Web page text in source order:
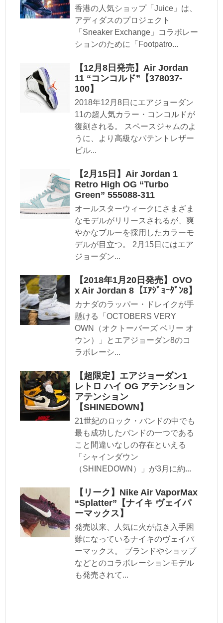
香港の人気ショップ「Juice」は、
アディダスのプロジェクト
「Sneaker Exchange」コラボレー
ションのために「Footpatro...
【12月8日発売】Air Jordan
11 “コンコルド”【378037-
100】
2018年12月8日にエアジョーダン
11の超人気カラー・コンコルドが
復刻される。 スペースジャムのよ
うに、より高級なパテントレザー
ビル...
【2月15日】Air Jordan 1
Retro High OG “Turbo
Green” 555088-311
オールスターウィークにさまざま
なモデルがリリースされるが、爽
やかなブルーを採用したカラーモ
デルが目立つ。 2月15日にはエア
ジョーダン...
【2018年1月20日発売】OVO
x Air Jordan 8【ｴｱｼﾞｮｰﾀﾞﾝ8】
カナダのラッパー・ドレイクが手
懸ける「OCTOBERS VERY
OWN（オクトーバーズ ベリー オ
ウン）」とエアジョーダン8のコ
ラボレーシ...
【超限定】エアジョーダン1
レトロ ハイ OG アテンション
アテンション
【SHINEDOWN】
21世紀のロック・バンドの中でも
最も成功したバンドの一つである
こと間違いなしの存在といえる
「シャインダウン
（SHINEDOWN）」が3月に約...
【リーク】Nike Air VaporMax
“Splatter”【ナイキ ヴェイパ
ーマックス】
発売以来、人気に火が点き入手困
難になっているナイキのヴェイパ
ーマックス。 ブランドやショップ
などとのコラボレーションモデル
も発売されて...